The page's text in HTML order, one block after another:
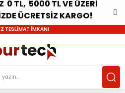
0 TL, 5000 TL VE ÜZERİ
ÜCRETSİZ KARGO!
TESLİMAT İMKANI